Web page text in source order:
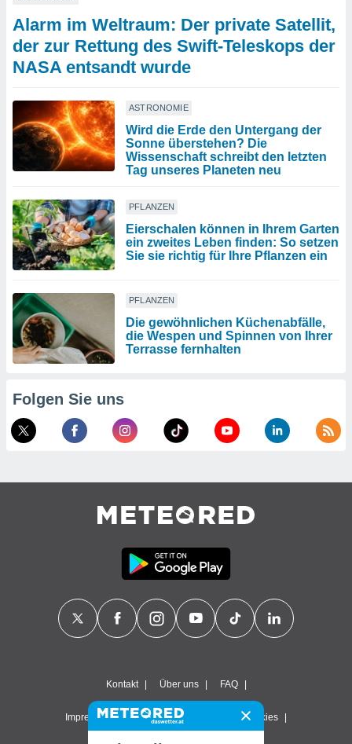
Alarm im Weltraum: Der private Satellit,
der zur Rettung des Swift-Teleskops der
NASA entsandt wurde
ASTRONOMIE
Wird die Erde den Untergang der
Sonne überstehen? Die
Wissenschaft schreibt den letzten
Tag unseres Planeten neu
PFLANZEN
Eierschalen können in Ihrem Garten
ein zweites Leben finden: So setzen
Sie sie richtig für Ihre Pflanzen ein
PFLANZEN
Die gewöhnlichen Küchenabfälle,
die Wespen und Spinnen von Ihrer
Terrasse fernhalten
Folgen Sie uns
Kontakt Über uns FAQ
Impressum & Nutzungsbedingungen Cookies